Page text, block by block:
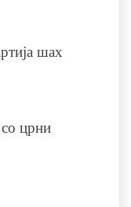
шах
црни